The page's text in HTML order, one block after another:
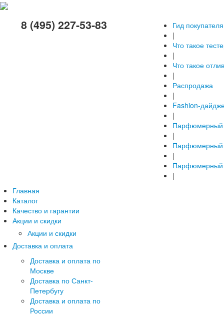
8 (495) 227-53-83
Гид покупателя
|
Что такое
|
Что такое
|
Распродажа
|
Fashion-
|
Парфюмерный
|
Парфюмерный
|
Парфюмерный
|
Главная
Каталог
Качество и гарантии
Акции и скидки
Акции и скидки
Доставка и оплата
Доставка и оплата по
Москве
Доставка по Санкт-
Петербугу
Доставка и оплата по
России